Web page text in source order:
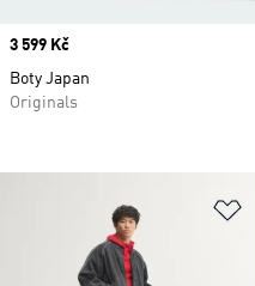
Price
3 599 Kč
Boty Japan
Originals